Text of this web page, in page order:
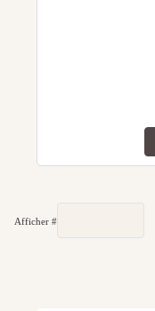
Afficher #